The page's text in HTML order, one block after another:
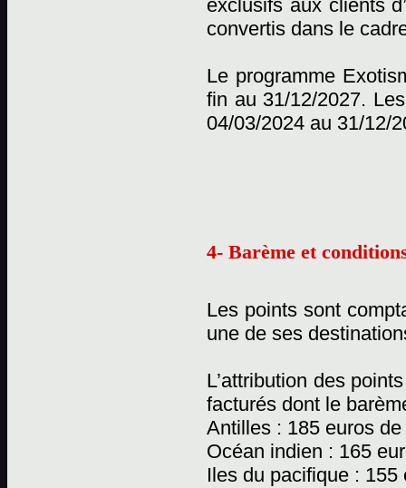
exclusifs aux clients
convertis dans le
Le programme
fin au 31/12/2027.
04/03/2024 au 31/12/
4- Barème et
Les points sont
une de ses
L’attribution des
facturés dont le
Antilles : 185 euros
Océan indien : 165
Iles du pacifique :